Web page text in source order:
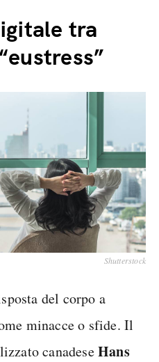
tra
Shutterstock
del corpo a
minacce o sfide. Il
canadeseHans